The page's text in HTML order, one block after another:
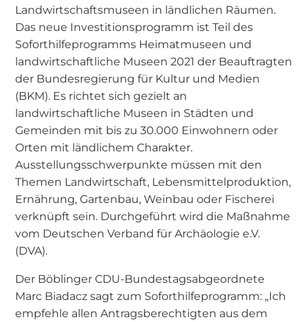
Landwirtschaftsmuseen in ländlichen Räumen.
Das neue Investitionsprogramm ist Teil des
Soforthilfeprogramms Heimatmuseen und
landwirtschaftliche Museen 2021 der Beauftragten
der Bundesregierung für Kultur und Medien
(BKM). Es richtet sich gezielt an
landwirtschaftliche Museen in Städten und
Gemeinden mit bis zu 30.000 Einwohnern oder
Orten mit ländlichem Charakter.
Ausstellungsschwerpunkte müssen mit den
Themen Landwirtschaft, Lebensmittelproduktion,
Ernährung, Gartenbau, Weinbau oder Fischerei
verknüpft sein. Durchgeführt wird die Maßnahme
vom Deutschen Verband für Archäologie e.V.
(DVA).
Der Böblinger CDU-Bundestagsabgeordnete
Marc Biadacz sagt zum Soforthilfeprogramm: „Ich
empfehle allen Antragsberechtigten aus dem